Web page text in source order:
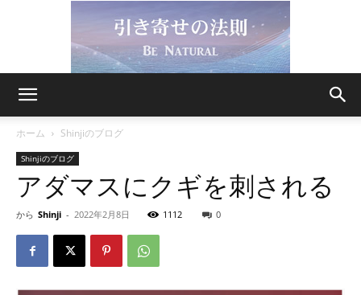
き
ホーム Shinjiのブログ
Shinjiのブログ
アダマスにクギを刺される
から Shinji - 2022年2月8日 1112 0